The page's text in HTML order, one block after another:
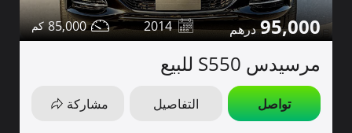
95,000
2014
85,000
مرسيدس S550 للبيع
تواصل التفاصيل مشاركة